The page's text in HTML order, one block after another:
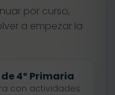
por curso,
a empezar la
4º Primaria
con actividades